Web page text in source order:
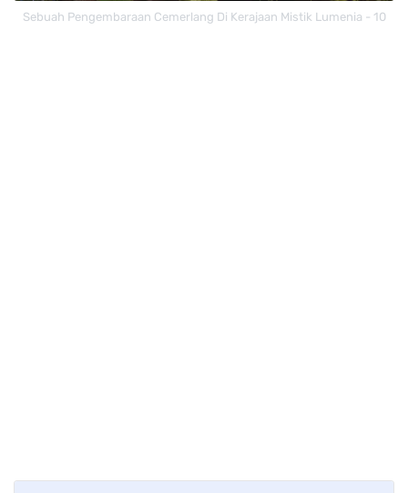
Sebuah Pengembaraan Cemerlang Di Kerajaan Mistik Lumenia - 10